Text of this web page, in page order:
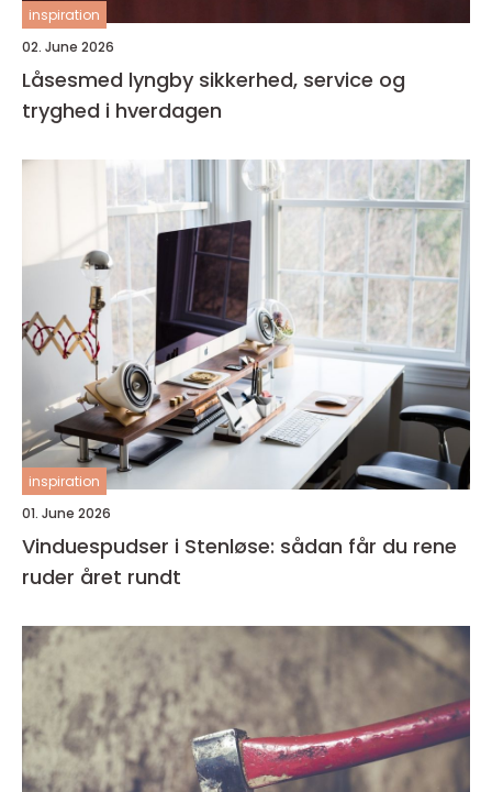
inspiration
02. June 2026
Låsesmed lyngby sikkerhed, service og
tryghed i hverdagen
inspiration
01. June 2026
Vinduespudser i Stenløse: sådan får du rene
ruder året rundt